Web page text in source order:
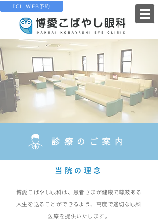
ICL WEB予約
診療のご案内
当院の理念
博愛こばやし眼科は、患者さまが健康で尊厳ある
人生を送ることができるよう、高度で適切な眼科
医療を提供いたします。